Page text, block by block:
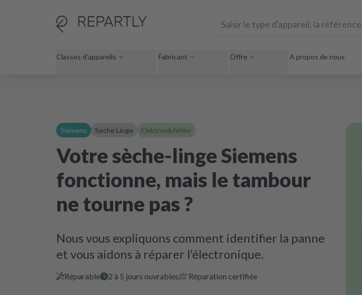
Classes d'appareils Fabricant Offre A propos de nous
Siemens Seche Linge Elektronikfehler
Votre sèche-linge Siemens
fonctionne, mais le tambour
ne tourne pas ?
Nous vous expliquons comment identifier la panne
et vous aidons à réparer l’électronique.
Réparable 2 à 5 jours ouvrables Réparation certifiée